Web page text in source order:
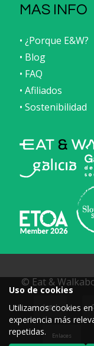
MAS INFO
• ¿Porque E&W?
• Blog
• FAQ
• Afiliados
• Sostenibilidad
© Eat &
Legal
Enlaces
Uso de cookies
Utilizamos cookies
experiencia más
repetidas.